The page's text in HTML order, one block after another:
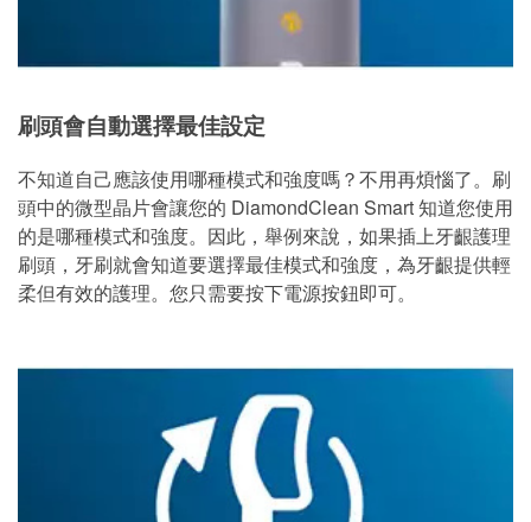
刷頭會自動選擇最佳設定
不知道自己應該使用哪種模式和強度嗎？不用再煩惱了。刷
頭中的微型晶片會讓您的 DiamondClean Smart 知道您使用
的是哪種模式和強度。因此，舉例來說，如果插上牙齦護理
刷頭，牙刷就會知道要選擇最佳模式和強度，為牙齦提供輕
柔但有效的護理。您只需要按下電源按鈕即可。